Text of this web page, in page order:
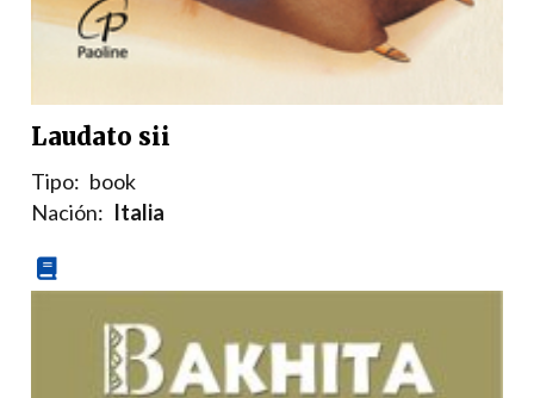
Laudato sii
Tipo: book
Nación: Italia